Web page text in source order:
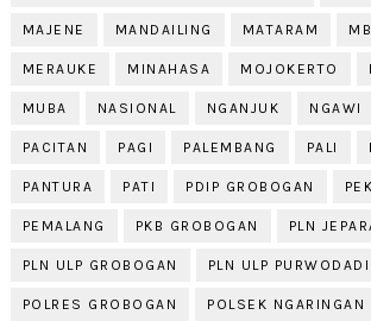
MAJENE MANDAILING MATARAM
MERAUKE MINAHASA MOJOKERTO
MUBA NASIONAL NGANJUK NGAWI
PACITAN PAGI PALEMBANG PALI
PANTURA PATI PDIP GROBOGAN
PEMALANG PKB GROBOGAN PLN
PLN ULP GROBOGAN PLN ULP PURWODADI
POLRES GROBOGAN POLSEK NGARINGAN